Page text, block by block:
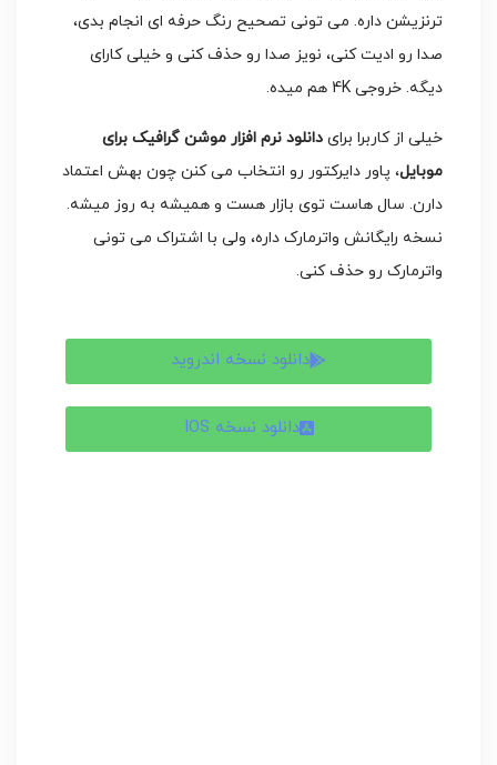
ترنزیشن داره. می تونی تصحیح رنگ حرفه ای انجام بدی،
صدا رو ادیت کنی، نویز صدا رو حذف کنی و خیلی کارای
دیگه. خروجی 4K هم میده.
خیلی از کاربرا برای دانلود نرم افزار موشن گرافیک برای
موبایل، پاور دایرکتور رو انتخاب می کنن چون بهش اعتماد
دارن. سال هاست توی بازار هست و همیشه به روز میشه.
نسخه رایگانش واترمارک داره، ولی با اشتراک می تونی
واترمارک رو حذف کنی.
دانلود نسخه اندروید
دانلود نسخه IOS